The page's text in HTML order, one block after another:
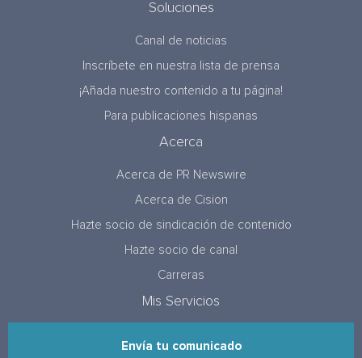
Soluciones
Canal de noticias
Inscríbete en nuestra lista de prensa
¡Añada nuestro contenido a tu página!
Para publicaciones hispanas
Acerca
Acerca de PR Newswire
Acerca de Cision
Hazte socio de sindicación de contenido
Hazte socio de canal
Carreras
Mis Servicios
Envía tu comunicado